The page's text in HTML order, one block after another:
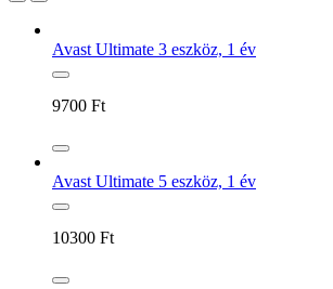
Avast Ultimate 3 eszköz, 1 év
9700 Ft
Avast Ultimate 5 eszköz, 1 év
10300 Ft